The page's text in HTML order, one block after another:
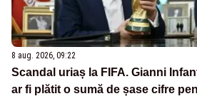
8 aug. 2026, 09:22
Scandal uriaș la FIFA. Gianni
ar fi plătit o sumă de șase cifre